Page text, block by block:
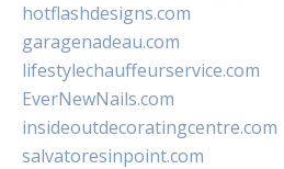
hotflashdesigns.com
garagenadeau.com
lifestylechauffeurservice.com
EverNewNails.com
insideoutdecoratingcentre.com
salvatoresinpoint.com